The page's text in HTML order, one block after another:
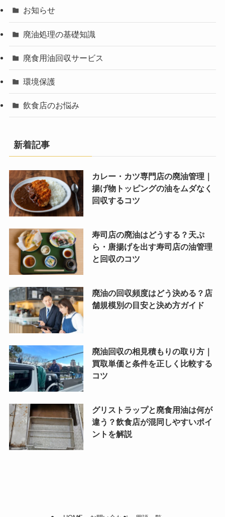
お知らせ
廃油処理の基礎知識
廃食用油回収サービス
環境保護
飲食店のお悩み
新着記事
カレー・カツ専門店の廃油管理｜
揚げ物トッピングの油をムダなく
回収するコツ
寿司店の廃油はどうする？天ぷ
ら・唐揚げを出す寿司店の油管理
と回収のコツ
廃油の回収頻度はどう決める？店
舗規模別の目安と決め方ガイド
廃油回収の相見積もりの取り方｜
買取単価と条件を正しく比較する
コツ
グリストラップと廃食用油は何が
違う？飲食店が混同しやすいポイ
ントを解説